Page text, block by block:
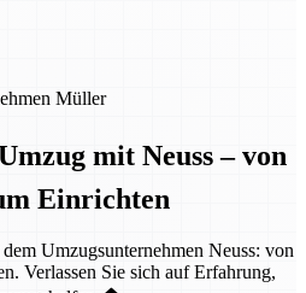
Müller
mit Neuss – von
Einrichten
Umzugsunternehmen Neuss: von
Verlassen Sie sich auf Erfahrung,